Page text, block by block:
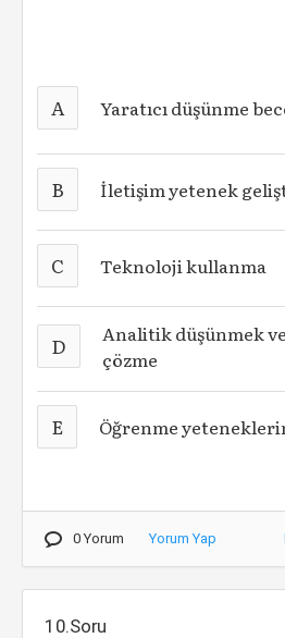
A Yaratıcı düşünme
B İletişim yetenek
C Teknoloji kullanma
D
Analitik düşünmek
çözme
E Öğrenme
0 Yorum Yorum Yap
10.Soru